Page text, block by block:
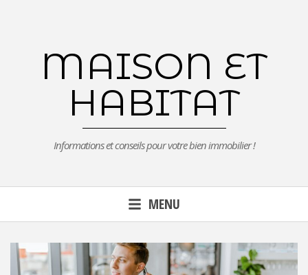
MAISON ET
HABITAT
Informations et conseils pour votre bien immobilier !
MENU